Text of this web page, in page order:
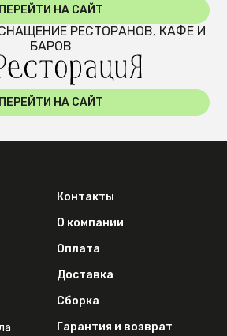
ПЕРЕЙТИ НА САЙТ
РЕСТОРАНОВ, КАФЕ И
БАРОВ
ПЕРЕЙТИ НА САЙТ
Контакты
О компании
Оплата
Доставка
Сборка
Гарантия и возврат